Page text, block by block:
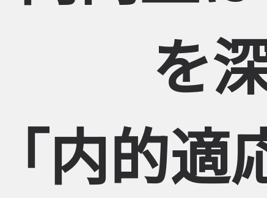
を
｢内的適